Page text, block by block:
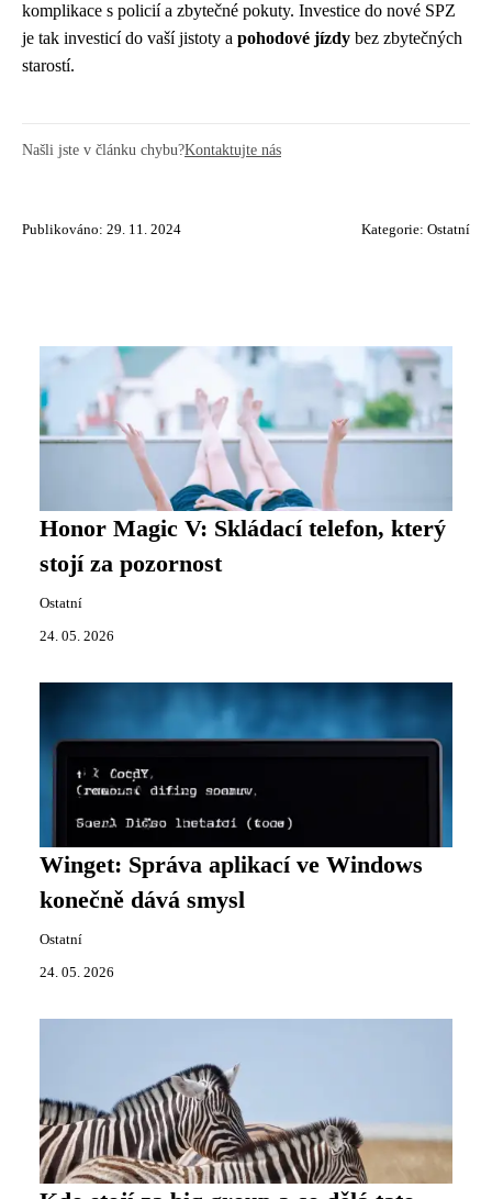
komplikace s policií a zbytečné pokuty. Investice do nové SPZ
je tak investicí do vaší jistoty a pohodové jízdy bez zbytečných
starostí.
Našli jste v článku chybu?Kontaktujte nás
Publikováno: 29. 11. 2024 Kategorie: Ostatní
Honor Magic V: Skládací telefon, který
stojí za pozornost
Ostatní
24. 05. 2026
Winget: Správa aplikací ve Windows
konečně dává smysl
Ostatní
24. 05. 2026